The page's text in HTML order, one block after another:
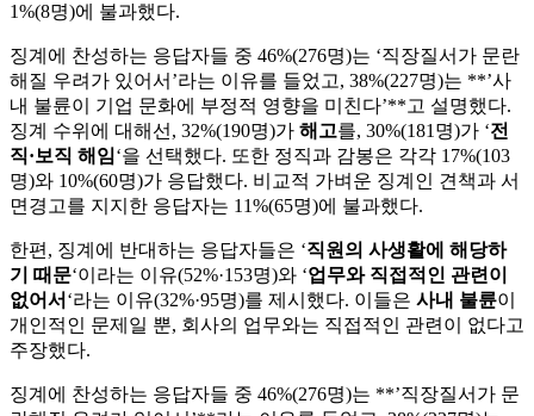
1%(8명)에 불과했다.
징계에 찬성하는 응답자들 중 46%(276명)는 ‘직장질서가 문란
해질 우려가 있어서’라는 이유를 들었고, 38%(227명)는 **’사
내 불륜이 기업 문화에 부정적 영향을 미친다’**고 설명했다.
징계 수위에 대해선, 32%(190명)가 해고를, 30%(181명)가 ‘전
직·보직 해임‘을 선택했다. 또한 정직과 감봉은 각각 17%(103
명)와 10%(60명)가 응답했다. 비교적 가벼운 징계인 견책과 서
면경고를 지지한 응답자는 11%(65명)에 불과했다.
한편, 징계에 반대하는 응답자들은 ‘직원의 사생활에 해당하
기 때문‘이라는 이유(52%·153명)와 ‘업무와 직접적인 관련이
없어서 ‘라는 이유(32%·95명)를 제시했다. 이들은 사내 불륜이
개인적인 문제일 뿐, 회사의 업무와는 직접적인 관련이 없다고
주장했다.
징계에 찬성하는 응답자들 중 46%(276명)는 **’직장질서가 문